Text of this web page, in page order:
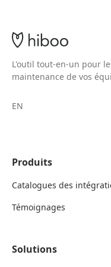
L'outil tout-en-un pour
maintenance de vos
EN
Produits
Catalogues des
Témoignages
Solutions